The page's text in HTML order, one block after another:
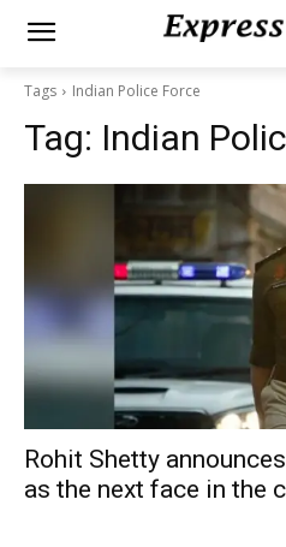
Tags Indian Police Force
Tag: Indian
Rohit Shetty
as the next face in the